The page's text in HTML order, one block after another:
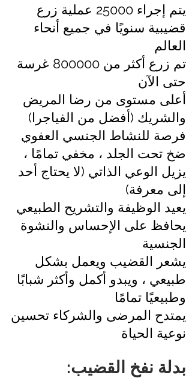
يتم إجراء 25000 عملية زرع
قضيبية سنويًا في جميع أنحاء
العالم
تم زرع أكثر من 800000 غرسة
حتى الآن
أعلى مستوى من رضا المريض
والشريك (أفضل من الفياجرا)
فرصة للنشاط الجنسي العفوي
ضخ تحت الجلد ، مخفي تمامًا ،
يزيل الوعي الذاتي (لا يحتاج أحد
إلى معرفة)
يعيد الوظيفة والتشريح الطبيعي
يحافظ على الإحساس والنشوة
الجنسية
يشعر القضيب ويعمل بشكل
طبيعي ، ويبدو أكمل وأكثر شبابًا
وطبيعيًا تمامًا
يمتدح المرضى والشركاء تحسين
نوعية الحياة
بدلة نفخ القضيب: